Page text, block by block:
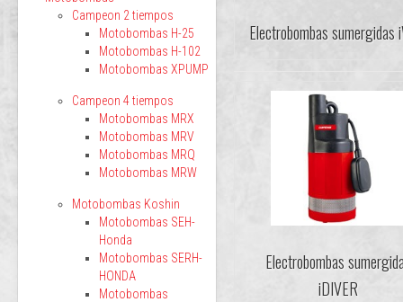
Electrobombas sumergidas
Electrobombas
iDIVER
Campeon 2 tiempos
Motobombas H-25
Motobombas H-102
Motobombas XPUMP
Campeon 4 tiempos
Motobombas MRX
Motobombas MRV
Motobombas MRQ
Motobombas MRW
Motobombas Koshin
Motobombas SEH-
Honda
Motobombas SERH-
HONDA
Motobombas